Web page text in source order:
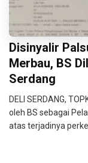
Disinyalir
Merbau, BS
Serdang
DELI SERDANG,
oleh BS sebagai
atas terjadinya